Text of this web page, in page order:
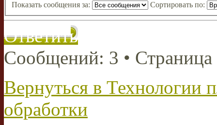
Показать сообщения за: Сортировать по:
Ответить
Сообщений: 3 • Страница
Вернуться в Технологии
обработки